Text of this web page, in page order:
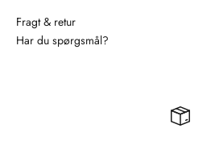
Fragt & retur
Har du spørgsmål?